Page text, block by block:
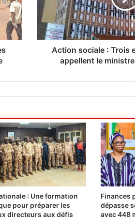
c
e
o
i
s
e
m
p
y
é
Action sociale : Trois
appellent le
: Une formation
pour préparer les
directeurs aux défis
Finances
dépasse
avec 448